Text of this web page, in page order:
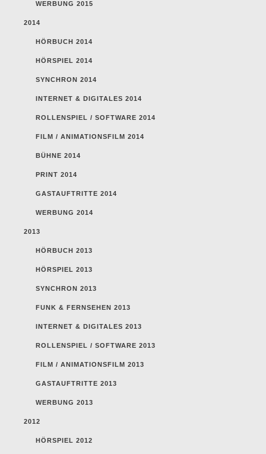
WERBUNG 2015
2014
HÖRBUCH 2014
HÖRSPIEL 2014
SYNCHRON 2014
INTERNET & DIGITALES 2014
ROLLENSPIEL / SOFTWARE 2014
FILM / ANIMATIONSFILM 2014
BÜHNE 2014
PRINT 2014
GASTAUFTRITTE 2014
WERBUNG 2014
2013
HÖRBUCH 2013
HÖRSPIEL 2013
SYNCHRON 2013
FUNK & FERNSEHEN 2013
INTERNET & DIGITALES 2013
ROLLENSPIEL / SOFTWARE 2013
FILM / ANIMATIONSFILM 2013
GASTAUFTRITTE 2013
WERBUNG 2013
2012
HÖRSPIEL 2012